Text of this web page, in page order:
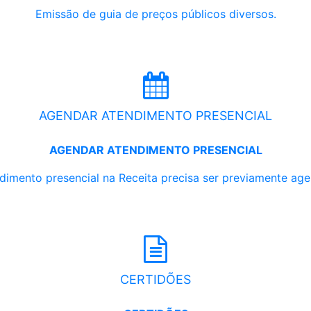
Emissão de guia de preços públicos diversos.
AGENDAR ATENDIMENTO PRESENCIAL
AGENDAR ATENDIMENTO PRESENCIAL
presencial na Receita precisa ser previamente
CERTIDÕES